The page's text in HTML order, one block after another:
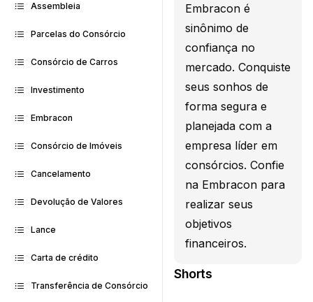
Assembleia
Parcelas do Consórcio
Consórcio de Carros
Investimento
Embracon
Consórcio de Imóveis
Cancelamento
Devolução de Valores
Lance
Carta de crédito
Transferência de Consórcio
Embracon é
sinônimo de
confiança no
mercado. Conquiste
seus sonhos de
forma segura e
planejada com a
empresa líder em
consórcios. Confie
na Embracon para
realizar seus
objetivos
financeiros.
Shorts